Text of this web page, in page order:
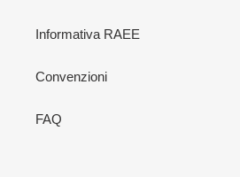
Informativa RAEE
Convenzioni
FAQ